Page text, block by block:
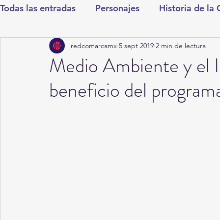
Todas las entradas Personajes Historia de la
Deportes Salud Entretenimiento
Round Cero Columnistas CDMX
Medio Ambiente y el
beneficio del
redcomarcamx 5 sept 2019 2 min de lectura